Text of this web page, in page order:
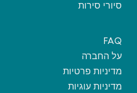
סיורי סירות
FAQ
על החברה
מדיניות פרטיות
מדיניות עוגיות